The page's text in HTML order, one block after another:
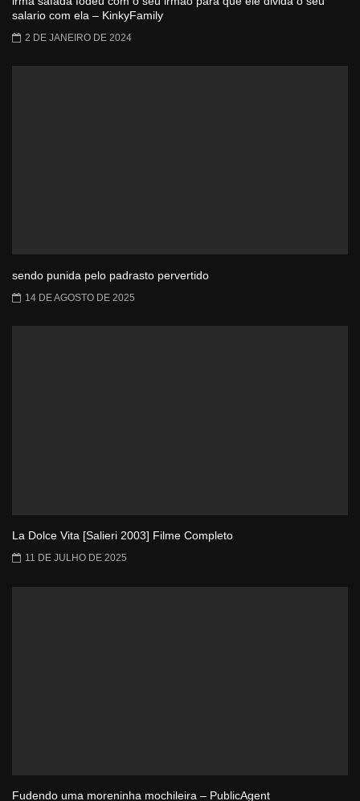
salario com ela – KinkyFamily
2 DE JANEIRO DE 2024
sendo punida pelo padrasto pervertido
14 DE AGOSTO DE 2025
La Dolce Vita [Salieri 2003] Filme Completo
11 DE JULHO DE 2025
Fudendo uma moreninha mochileira – PublicAgent